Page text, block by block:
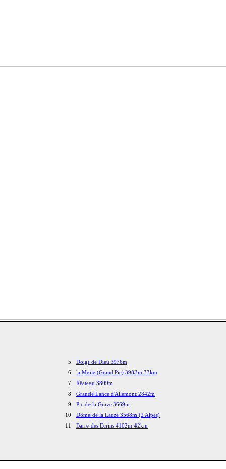
5
Doigt de Dieu 3976m
6
la Meije (Grand Pic) 3983m 33km
7
Rêateau 3809m
8
Grande Lance d'Allemont 2842m
9
Pic de la Grave 3669m
10
Dôme de la Lauze 3568m (2 Alpes)
11
Barre des Ecrins 4102m 42km